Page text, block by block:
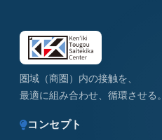
圏域（商圏）内の接触を、
最適に組み合わせ、循環させる。
コンセプト